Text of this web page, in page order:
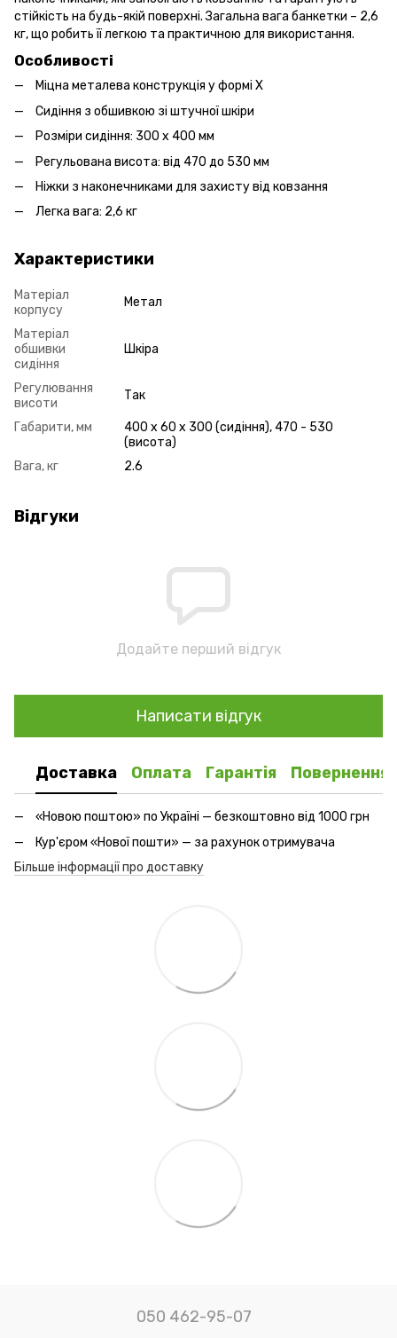
стійкість на будь-якій поверхні. Загальна вага банкетки – 2,6
кг, що робить її легкою та практичною для використання.
Особливості
Міцна металева конструкція у формі X
Сидіння з обшивкою зі штучної шкіри
Розміри сидіння: 300 x 400 мм
Регульована висота: від 470 до 530 мм
Ніжки з наконечниками для захисту від ковзання
Легка вага: 2,6 кг
Характеристики
Матеріал
корпусу
Метал
Матеріал
обшивки
сидіння
Шкіра
Регулювання
висоти
Так
Габарити, мм
400 x 60 x 300 (сидіння), 470 - 530
(висота)
Вага, кг
2.6
Відгуки
Додайте перший відгук
Написати відгук
Доставка Оплата Гарантія Повернення
«Новою поштою» по Україні — безкоштовно від 1000 грн
Кур'єром «Нової пошти» — за рахунок отримувача
Більше інформації про доставку
050 462-95-07